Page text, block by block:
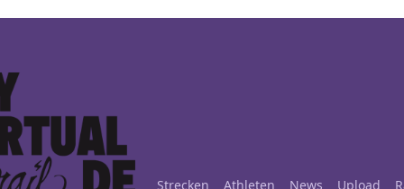
Strecken Athleten News Upload